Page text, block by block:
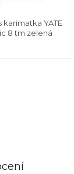
karimatka YATE
8 tm.zelená